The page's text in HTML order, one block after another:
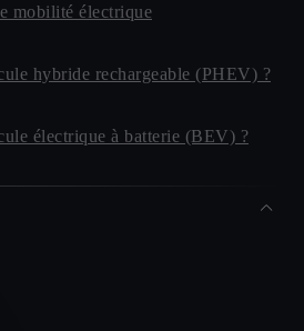
mobilité électrique
hybride rechargeable (PHEV) ?
électrique à batterie (BEV) ?